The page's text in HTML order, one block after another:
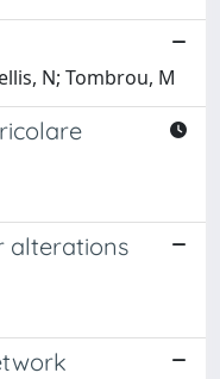
N; Tombrou, M
alterations